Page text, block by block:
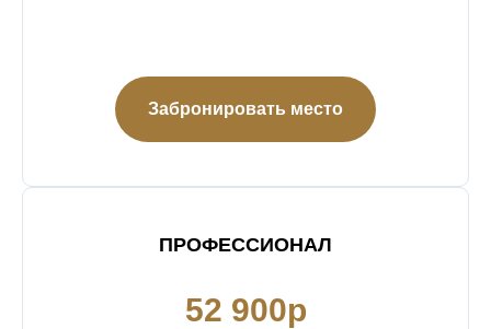
Забронировать место
ПРОФЕССИОНАЛ
52 900р